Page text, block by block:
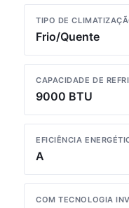
TIPO DE
Frio/Quente
CAPACIDADE DE
9000 BTU
EFICIÊNCIA
A
COM TECNOLOGIA